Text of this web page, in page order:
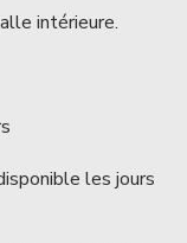
intérieure.
les jours